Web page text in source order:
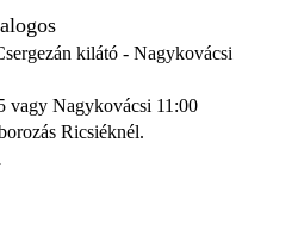
kilátó - Nagykovácsi
vagy Nagykovácsi 11:00
Ricsiéknél.